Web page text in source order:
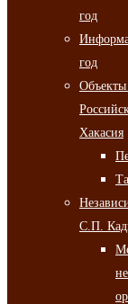
год
год
Объекты
Хакасия
С.П.